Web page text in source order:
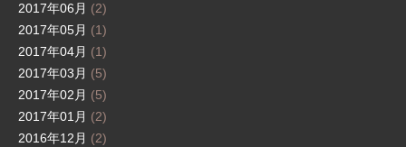
2017年06月 (2)
2017年05月 (1)
2017年04月 (1)
2017年03月 (5)
2017年02月 (5)
2017年01月 (2)
2016年12月 (2)